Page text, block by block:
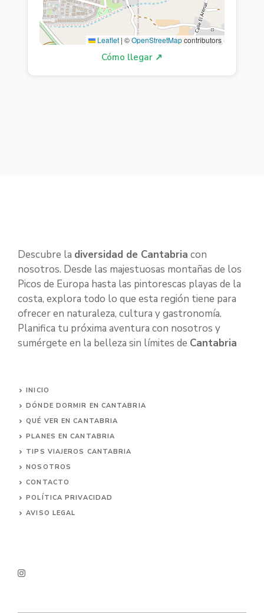
Leaflet | ©OpenStreetMapcontributors
Cómo llegar ↗
Descubre la diversidad de Cantabria con
nosotros. Desde las majestuosas montañas de los
Picos de Europa hasta las pintorescas playas de la
costa, explora todo lo que esta región tiene para
ofrecer en naturaleza, cultura y gastronomía.
Planifica tu próxima aventura con nosotros y
sumérgete en la belleza sin límites de Cantabria
INICIO
DÓNDE DORMIR EN CANTABRIA
QUÉ VER EN CANTABRIA
PLANES EN CANTABRIA
TIPS VIAJEROS CANTABRIA
NOSOTROS
CONTACTO
POLÍTICA PRIVACIDAD
AVISO LEGAL